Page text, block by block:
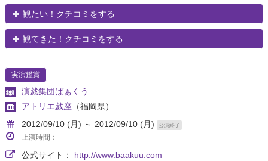
観たい！クチコミをする
観てきた！クチコミをする
実演鑑賞
演戯集団ばぁくう
アトリエ戯座 （福岡県）
2012/09/10 (月) ～ 2012/09/10 (月)
公演終了
上演時間：
公式サイト： http://www.baakuu.com